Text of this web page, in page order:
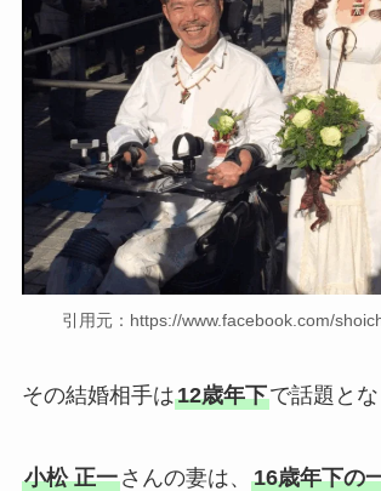
引用元：https://www.facebook.com/
その結婚相手は12歳年下で話題とな
小松 正一さんの妻は、 16歳年下の